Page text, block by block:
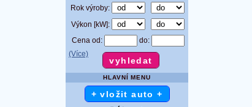
Rok výroby:
Výkon [kW]:
Cena od:
do:
(Více)
HLAVNÍ MENU
+ vložit auto +